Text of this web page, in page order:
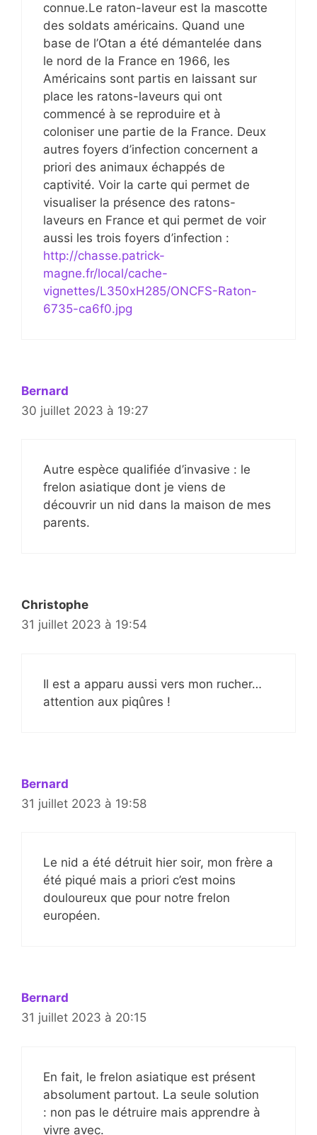
connue.Le raton-laveur est la mascotte
des soldats américains. Quand une
base de l’Otan a été démantelée dans
le nord de la France en 1966, les
Américains sont partis en laissant sur
place les ratons-laveurs qui ont
commencé à se reproduire et à
coloniser une partie de la France. Deux
autres foyers d’infection concernent a
priori des animaux échappés de
captivité. Voir la carte qui permet de
visualiser la présence des ratons-
laveurs en France et qui permet de voir
aussi les trois foyers d’infection :
http://chasse.patrick-
magne.fr/local/cache-
vignettes/L350xH285/ONCFS-Raton-
6735-ca6f0.jpg
Bernard
30 juillet 2023 à 19:27
Autre espèce qualifiée d’invasive : le
frelon asiatique dont je viens de
découvrir un nid dans la maison de mes
parents.
Christophe
31 juillet 2023 à 19:54
Il est a apparu aussi vers mon rucher…
attention aux piqûres !
Bernard
31 juillet 2023 à 19:58
Le nid a été détruit hier soir, mon frère a
été piqué mais a priori c’est moins
douloureux que pour notre frelon
européen.
Bernard
31 juillet 2023 à 20:15
En fait, le frelon asiatique est présent
absolument partout. La seule solution
: non pas le détruire mais apprendre à
vivre avec.